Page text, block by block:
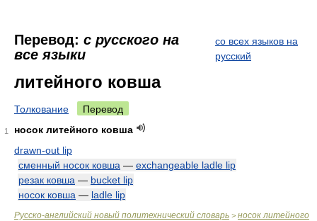
Перевод: с русского на
все языки
со всех языков на
русский
литейного ковша
Толкование Перевод
1
носок литейного ковша
drawn-out lip
сменный носок ковша — exchangeable ladle lip
резак ковша — bucket lip
носок ковша — ladle lip
Русско-английский новый политехнический словарь > носок литейного